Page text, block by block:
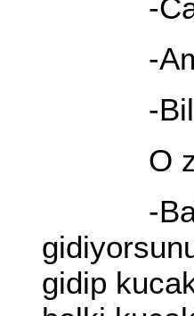
-
-Ama
-
O
-Bakın
gidip